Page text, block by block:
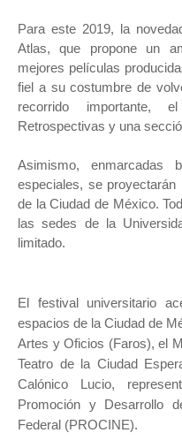
Para este 2019, la
Atlas, que propone un
mejores películas
fiel a su costumbre de
recorrido importante,
Retrospectivas y una
Asimismo, enmarcadas
especiales, se
de la Ciudad de México.
las sedes de la
limitado.
El festival universitario
espacios de la Ciudad de
Artes y Oficios (Faros), el
Teatro de la Ciudad
Calónico Lucio,
Promoción y Desarrollo
Federal (PROCINE).